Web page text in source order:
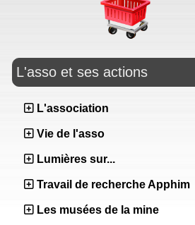
L'asso et ses actions
L'association
Vie de l'asso
Lumières sur...
Travail de recherche Apphim
Les musées de la mine